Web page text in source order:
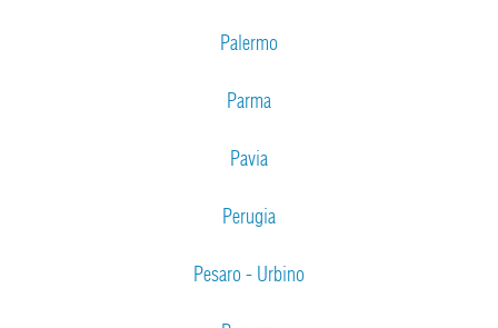
Palermo
Parma
Pavia
Perugia
Pesaro - Urbino